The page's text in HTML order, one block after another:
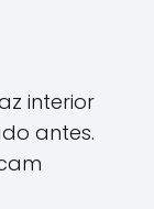
interior
antes.